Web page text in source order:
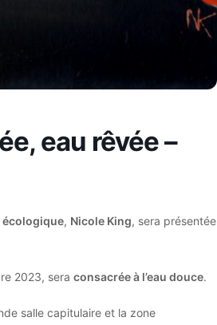
eau rêvée –
, Nicole King, sera présentée
2023, sera consacrée à l’eau douce.
salle capitulaire et la zone